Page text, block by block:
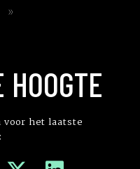
»
voor het laatste